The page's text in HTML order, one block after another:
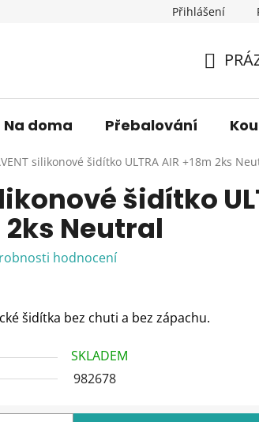
Věrnostní sleva
Přihlášení
KOŠÍK
Na doma Přebalování
silikonové šidítko ULTRA AIR +18m 2ks
šidítko
2ks Neutral
hodnocení
šidítka bez chuti a bez zápachu.
SKLADEM
982678